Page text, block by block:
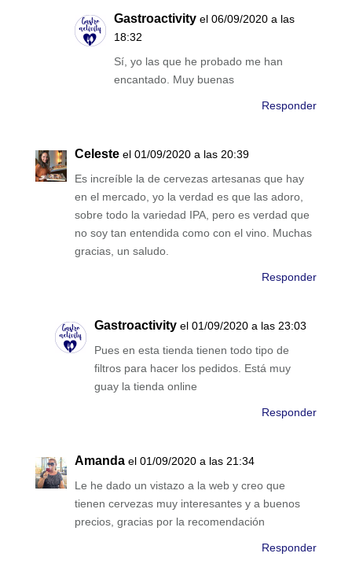
Gastroactivity el 06/09/2020 a las
18:32
Sí, yo las que he probado me han
encantado. Muy buenas
Responder
Celeste el 01/09/2020 a las 20:39
Es increíble la de cervezas artesanas que hay
en el mercado, yo la verdad es que las adoro,
sobre todo la variedad IPA, pero es verdad que
no soy tan entendida como con el vino. Muchas
gracias, un saludo.
Responder
Gastroactivity el 01/09/2020 a las 23:03
Pues en esta tienda tienen todo tipo de
filtros para hacer los pedidos. Está muy
guay la tienda online
Responder
Amanda el 01/09/2020 a las 21:34
Le he dado un vistazo a la web y creo que
tienen cervezas muy interesantes y a buenos
precios, gracias por la recomendación
Responder